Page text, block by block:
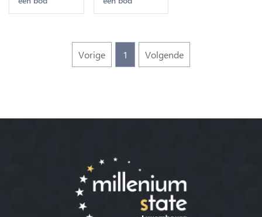
1700 1800s
Vorige 1 Volgende